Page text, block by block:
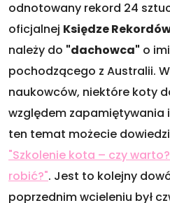
odnotowany rekord 24
oficjalnej Księdze
należy do "dachowca" o
pochodzącego z Australii.
naukowców, niektóre koty
względem zapamiętywania
ten temat możecie
"Szkolenie kota – czy
robić?". Jest to kolejny
poprzednim wcieleniu był